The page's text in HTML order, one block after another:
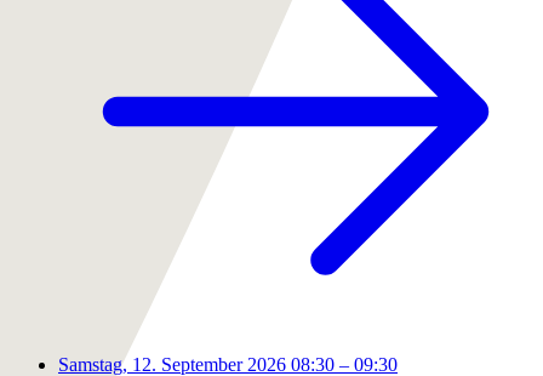
Samstag, 12. September 2026 08:30 – 09:30